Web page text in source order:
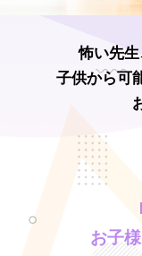
怖い先生
子供から可
お子